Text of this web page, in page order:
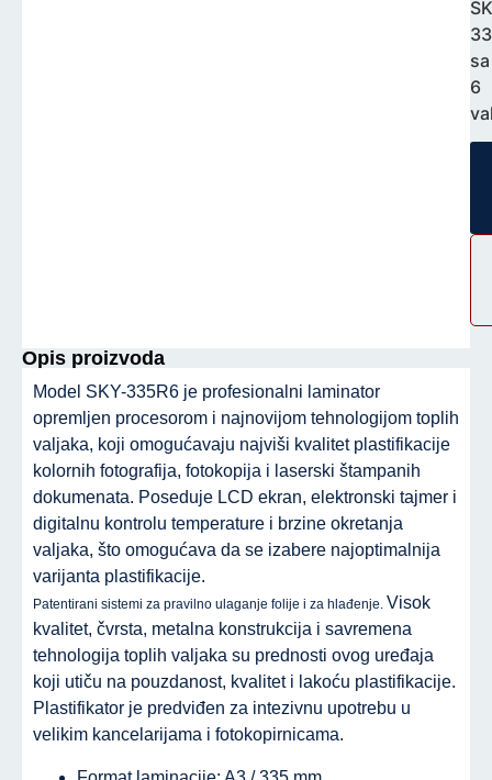
sa
6
Opis proizvoda
Model SKY-335R6 je profesionalni laminator
opremljen procesorom i najnovijom tehnologijom toplih
valjaka, koji omogućavaju najviši kvalitet plastifikacije
kolornih fotografija, fotokopija i laserski štampanih
dokumenata. Poseduje LCD ekran, elektronski tajmer i
digitalnu kontrolu temperature i brzine okretanja
valjaka, što omogućava da se izabere najoptimalnija
varijanta plastifikacije.
Patentirani sistemi za pravilno ulaganje folije i za hlađenje. Visok
kvalitet, čvrsta, metalna konstrukcija i savremena
tehnologija toplih valjaka su prednosti ovog uređaja
koji utiču na pouzdanost, kvalitet i lakoću plastifikacije.
Plastifikator je predviđen za intezivnu upotrebu u
velikim kancelarijama i fotokopirnicama.